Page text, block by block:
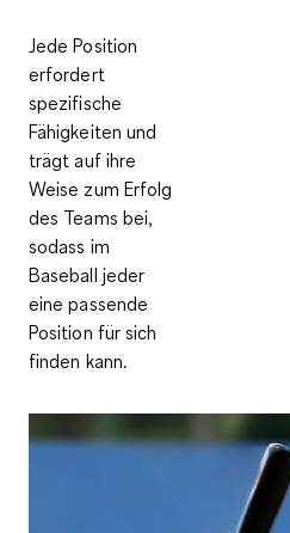
Jede Position
erfordert
spezifische
Fähigkeiten und
trägt auf ihre
Weise zum Erfolg
des Teams bei,
sodass im
Baseball jeder
eine passende
Position für sich
finden kann.